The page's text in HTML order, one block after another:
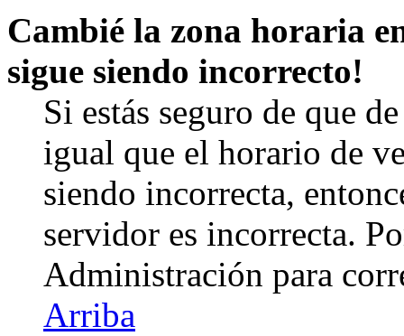
Cambié la zona horaria
sigue siendo incorrecto!
Si estás seguro de que
igual que el horario de
siendo incorrecta,
servidor es incorrecta.
Administración para
Arriba